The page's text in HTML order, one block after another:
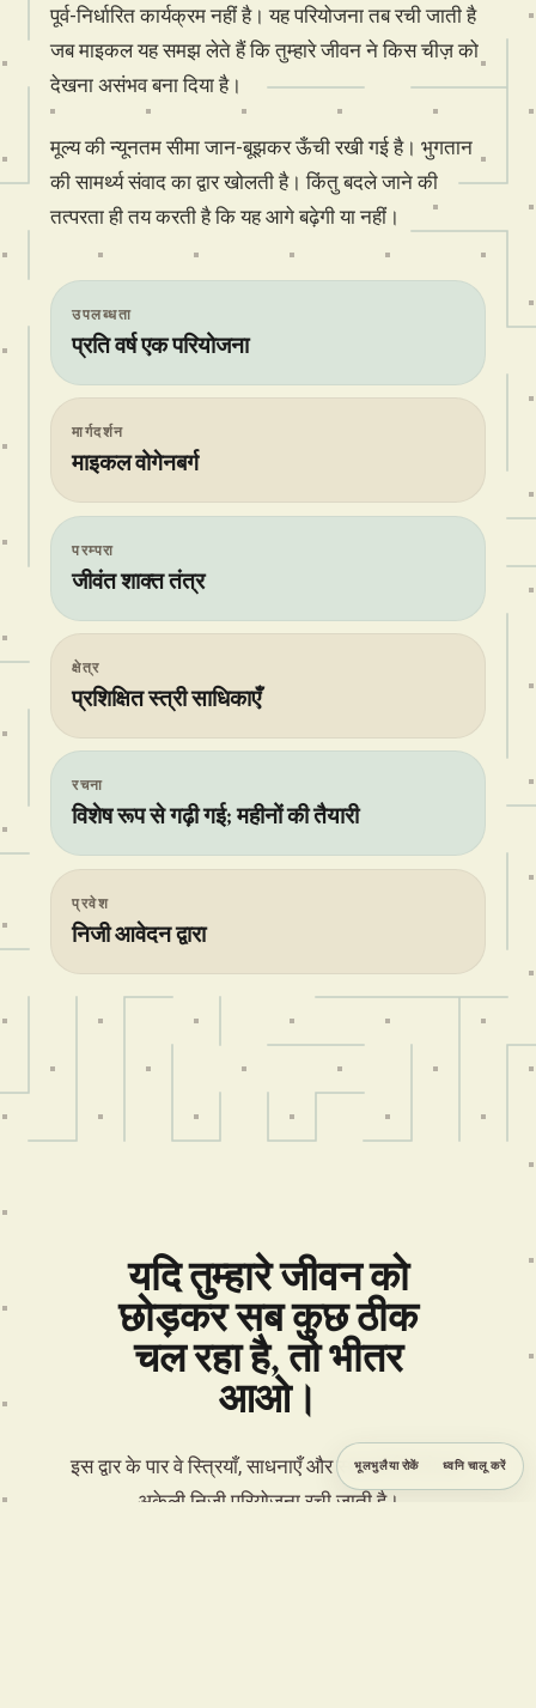
भूलभुलैया रोकें ध्वनि चालू करें
पूर्व-निर्धारित कार्यक्रम नहीं है। यह परियोजना तब रची जाती है
जब माइकल यह समझ लेते हैं कि तुम्हारे जीवन ने किस चीज़ को
देखना असंभव बना दिया है।
मूल्य की न्यूनतम सीमा जान-बूझकर ऊँची रखी गई है। भुगतान
की सामर्थ्य संवाद का द्वार खोलती है। किंतु बदले जाने की
तत्परता ही तय करती है कि यह आगे बढ़ेगी या नहीं।
उपलब्धता
प्रति वर्ष एक परियोजना
मार्गदर्शन
माइकल वोगेनबर्ग
परम्परा
जीवंत शाक्त तंत्र
क्षेत्र
प्रशिक्षित स्त्री साधिकाएँ
रचना
विशेष रूप से गढ़ी गई; महीनों की तैयारी
प्रवेश
निजी आवेदन द्वारा
यदि तुम्हारे जीवन को
छोड़कर सब कुछ ठीक
चल रहा है, तो भीतर
आओ।
इस द्वार के पार वे स्त्रियाँ, साधनाएँ और स्थल हैं जिनसे एक
अकेली निजी परियोजना रची जाती है।